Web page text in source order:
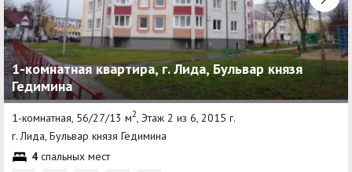
1-комнатная квартира, г. Лида, Бульвар князя
Гедимина
1-комнатная, 56/27/13 м2 , Этаж 2 из 6, 2015 г.
г. Лида, Бульвар князя Гедимина
4 спальных мест